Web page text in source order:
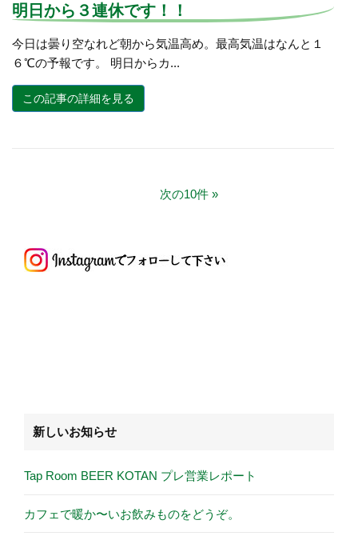
明日から３連休です！！
今日は曇り空なれど朝から気温高め。最高気温はなんと１
６℃の予報です。 明日からカ...
この記事の詳細を見る
次の10件
新しいお知らせ
Tap Room BEER KOTAN プレ営業レポート
カフェで暖か〜いお飲みものをどうぞ。